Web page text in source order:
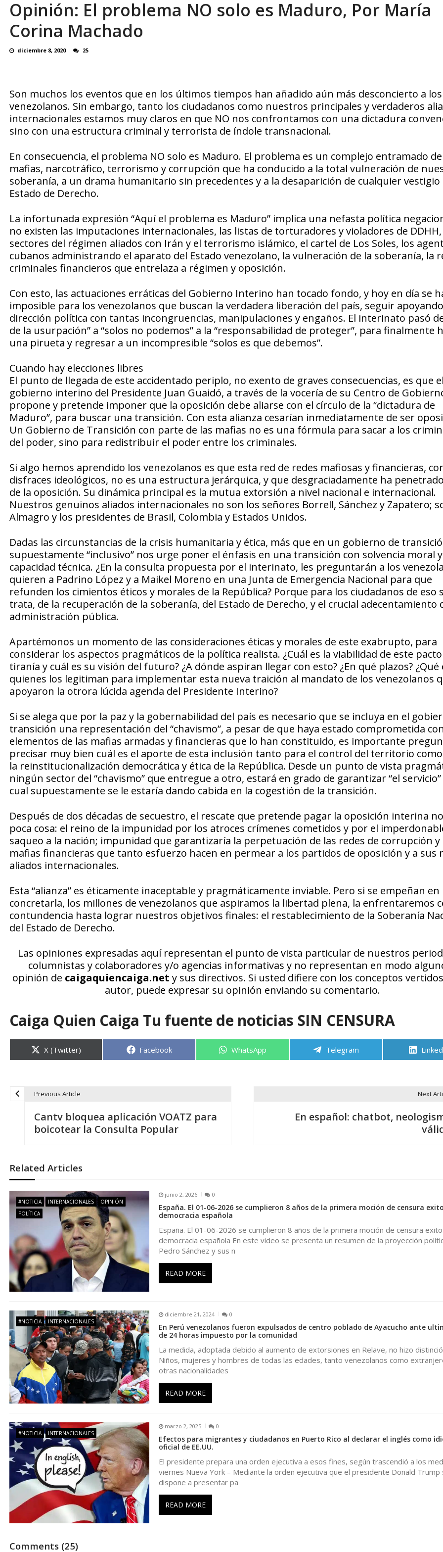
¿QUE PROTEGES TU? Por: Miguel Ángel León R AGOSTO 8, 2026
Opinión: El problema NO solo es Maduro, Por María
Corina Machado
diciembre 8, 2020 25
Son muchos los eventos que en los últimos tiempos han añadido aún más desconcierto a los
venezolanos. Sin embargo, tanto los ciudadanos como nuestros principales y verdaderos
internacionales estamos muy claros en que NO nos confrontamos con una dictadura
sino con una estructura criminal y terrorista de índole transnacional.
En consecuencia, el problema NO solo es Maduro. El problema es un complejo entramado de
mafias, narcotráfico, terrorismo y corrupción que ha conducido a la total vulneración de
soberanía, a un drama humanitario sin precedentes y a la desaparición de cualquier vestigio
Estado de Derecho.
La infortunada expresión “Aquí el problema es Maduro” implica una nefasta política
no existen las imputaciones internacionales, las listas de torturadores y violadores de
sectores del régimen aliados con Irán y el terrorismo islámico, el cartel de Los Soles, los
cubanos administrando el aparato del Estado venezolano, la vulneración de la soberanía, la
criminales financieros que entrelaza a régimen y oposición.
Con esto, las actuaciones erráticas del Gobierno Interino han tocado fondo, y hoy en día se
imposible para los venezolanos que buscan la verdadera liberación del país, seguir
dirección política con tantas incongruencias, manipulaciones y engaños. El interinato pasó
de la usurpación” a “solos no podemos” a la “responsabilidad de proteger”, para finalmente
una pirueta y regresar a un incompresible “solos es que debemos”.
Cuando hay elecciones libres
El punto de llegada de este accidentado periplo, no exento de graves consecuencias, es que el
gobierno interino del Presidente Juan Guaidó, a través de la vocería de su Centro de
propone y pretende imponer que la oposición debe aliarse con el círculo de la “dictadura de
Maduro”, para buscar una transición. Con esta alianza cesarían inmediatamente de ser
Un Gobierno de Transición con parte de las mafias no es una fórmula para sacar a los
del poder, sino para redistribuir el poder entre los criminales.
Si algo hemos aprendido los venezolanos es que esta red de redes mafiosas y financieras,
disfraces ideológicos, no es una estructura jerárquica, y que desgraciadamente ha
de la oposición. Su dinámica principal es la mutua extorsión a nivel nacional e internacional.
Nuestros genuinos aliados internacionales no son los señores Borrell, Sánchez y Zapatero;
Almagro y los presidentes de Brasil, Colombia y Estados Unidos.
Dadas las circunstancias de la crisis humanitaria y ética, más que en un gobierno de
supuestamente “inclusivo” nos urge poner el énfasis en una transición con solvencia moral y
capacidad técnica. ¿En la consulta propuesta por el interinato, les preguntarán a los
quieren a Padrino López y a Maikel Moreno en una Junta de Emergencia Nacional para que
refunden los cimientos éticos y morales de la República? Porque para los ciudadanos de eso
trata, de la recuperación de la soberanía, del Estado de Derecho, y el crucial adecentamiento
administración pública.
Apartémonos un momento de las consideraciones éticas y morales de este exabrupto, para
considerar los aspectos pragmáticos de la política realista. ¿Cuál es la viabilidad de este
tiranía y cuál es su visión del futuro? ¿A dónde aspiran llegar con esto? ¿En qué plazos? ¿Qué
quienes los legitiman para implementar esta nueva traición al mandato de los venezolanos
apoyaron la otrora lúcida agenda del Presidente Interino?
Si se alega que por la paz y la gobernabilidad del país es necesario que se incluya en el
transición una representación del “chavismo”, a pesar de que haya estado comprometida con
elementos de las mafias armadas y financieras que lo han constituido, es importante
precisar muy bien cuál es el aporte de esta inclusión tanto para el control del territorio
la reinstitucionalización democrática y ética de la República. Desde un punto de vista
ningún sector del “chavismo” que entregue a otro, estará en grado de garantizar “el
cual supuestamente se le estaría dando cabida en la cogestión de la transición.
Después de dos décadas de secuestro, el rescate que pretende pagar la oposición interina
poca cosa: el reino de la impunidad por los atroces crímenes cometidos y por el
saqueo a la nación; impunidad que garantizaría la perpetuación de las redes de corrupción y
mafias financieras que tanto esfuerzo hacen en permear a los partidos de oposición y a sus
aliados internacionales.
Esta “alianza” es éticamente inaceptable y pragmáticamente inviable. Pero si se empeñan en
concretarla, los millones de venezolanos que aspiramos la libertad plena, la enfrentaremos
contundencia hasta lograr nuestros objetivos finales: el restablecimiento de la Soberanía
del Estado de Derecho.
Las opiniones expresadas aquí representan el punto de vista particular de nuestros
columnistas y colaboradores y/o agencias informativas y no representan en modo
opinión de caigaquiencaiga.net y sus directivos. Si usted difiere con los conceptos
autor, puede expresar su opinión enviando su comentario.
Caiga Quien Caiga Tu fuente de noticias SIN CENSURA
Compartir
en
X (Twitter) Compartir
Facebook Compartir
WhatsApp Compartir
Telegram
e
g
a
c
i
n
d
e
e
n
t
r
a
d
Previous Article
Cantv bloquea aplicación VOATZ para
boicotear la Consulta Popular
Next
En español: chatbot,
Related Articles
#NOTICIA INTERNACIONALES
OPINIÓN
POLÍTICA
junio 2, 2026 0
España. El 01-06-2026 se cumplieron 8 años de la primera moción de censura
democracia española
España. El 01-06-2026 se cumplieron 8 años de la primera moción de censura
democracia española En este video se presenta un resumen de la proyección
Pedro Sánchez y sus n
READ MORE
#NOTICIA INTERNACIONALES
diciembre 21, 2024 0
En Perú venezolanos fueron expulsados de centro poblado de Ayacucho ante
de 24 horas impuesto por la comunidad
La medida, adoptada debido al aumento de extorsiones en Relave, no hizo
Niños, mujeres y hombres de todas las edades, tanto venezolanos como
otras nacionalidades
READ MORE
#NOTICIA INTERNACIONALES
marzo 2, 2025 0
Efectos para migrantes y ciudadanos en Puerto Rico al declarar el inglés como
oficial de EE.UU.
El presidente prepara una orden ejecutiva a esos fines, según trascendió a los
viernes Nueva York – Mediante la orden ejecutiva que el presidente Donald Trump
dispone a presentar pa
READ MORE
Comments (25)